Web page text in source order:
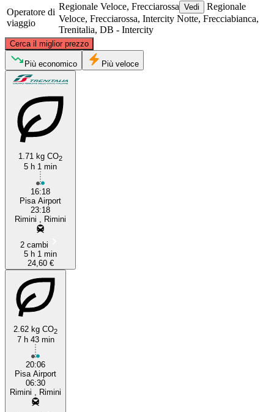
Operatore di
viaggio
Regionale Veloce, Frecciarossa Vedi
Regionale
Veloce, Frecciarossa, Intercity Notte, Frecciabianca,
Trenitalia, DB - Intercity
Cerca il miglior prezzo
©CARTO
Più economico Più veloce
1.71 kg CO2
5 h 1 min
16:18
Pisa Airport
23:18
Rimini , Rimini
2 cambi
5 h 1 min
24,60 €
2.62 kg CO2
7 h 43 min
20:06
Pisa Airport
06:30
Rimini , Rimini